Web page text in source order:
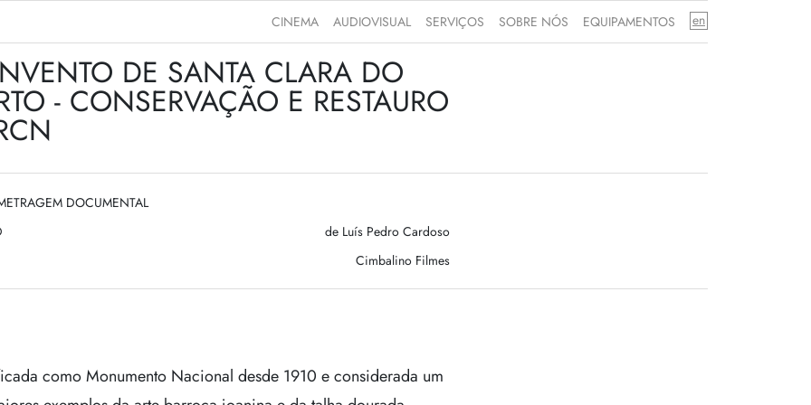
CINEMA AUDIOVISUAL SERVIÇOS SOBRE NÓS EQUIPAMENTOS en
DE SANTA CLARA DO
- CONSERVAÇÃO E RESTAURO
DOCUMENTAL
de Luís Pedro Cardoso
Cimbalino Filmes
como Monumento Nacional desde 1910 e considerada um